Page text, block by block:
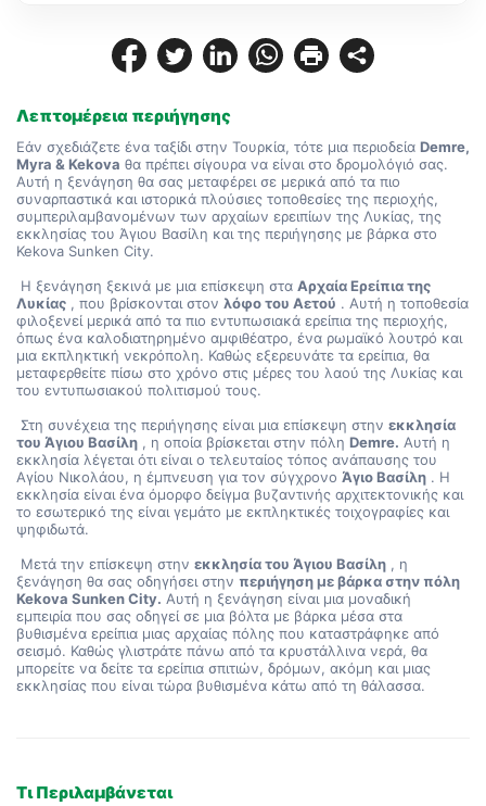
Λεπτομέρεια περιήγησης
Εάν σχεδιάζετε ένα ταξίδι στην Τουρκία, τότε μια περιοδεία Demre,
Myra & Kekova θα πρέπει σίγουρα να είναι στο δρομολόγιό σας.
Αυτή η ξενάγηση θα σας μεταφέρει σε μερικά από τα πιο
συναρπαστικά και ιστορικά πλούσιες τοποθεσίες της περιοχής,
συμπεριλαμβανομένων των αρχαίων ερειπίων της Λυκίας, της
εκκλησίας του Άγιου Βασίλη και της περιήγησης με βάρκα στο
Kekova Sunken City.
Η ξενάγηση ξεκινά με μια επίσκεψη στα Αρχαία Ερείπια της
Λυκίας , που βρίσκονται στον λόφο του Αετού . Αυτή η τοποθεσία
φιλοξενεί μερικά από τα πιο εντυπωσιακά ερείπια της περιοχής,
όπως ένα καλοδιατηρημένο αμφιθέατρο, ένα ρωμαϊκό λουτρό και
μια εκπληκτική νεκρόπολη. Καθώς εξερευνάτε τα ερείπια, θα
μεταφερθείτε πίσω στο χρόνο στις μέρες του λαού της Λυκίας και
του εντυπωσιακού πολιτισμού τους.
Στη συνέχεια της περιήγησης είναι μια επίσκεψη στην εκκλησία
του Άγιου Βασίλη , η οποία βρίσκεται στην πόλη Demre. Αυτή η
εκκλησία λέγεται ότι είναι ο τελευταίος τόπος ανάπαυσης του
Αγίου Νικολάου, η έμπνευση για τον σύγχρονο Άγιο Βασίλη . Η
εκκλησία είναι ένα όμορφο δείγμα βυζαντινής αρχιτεκτονικής και
το εσωτερικό της είναι γεμάτο με εκπληκτικές τοιχογραφίες και
ψηφιδωτά.
Μετά την επίσκεψη στην εκκλησία του Άγιου Βασίλη , η
ξενάγηση θα σας οδηγήσει στην περιήγηση με βάρκα στην πόλη
Kekova Sunken City. Αυτή η ξενάγηση είναι μια μοναδική
εμπειρία που σας οδηγεί σε μια βόλτα με βάρκα μέσα στα
βυθισμένα ερείπια μιας αρχαίας πόλης που καταστράφηκε από
σεισμό. Καθώς γλιστράτε πάνω από τα κρυστάλλινα νερά, θα
μπορείτε να δείτε τα ερείπια σπιτιών, δρόμων, ακόμη και μιας
εκκλησίας που είναι τώρα βυθισμένα κάτω από τη θάλασσα.
Τι Περιλαμβάνεται